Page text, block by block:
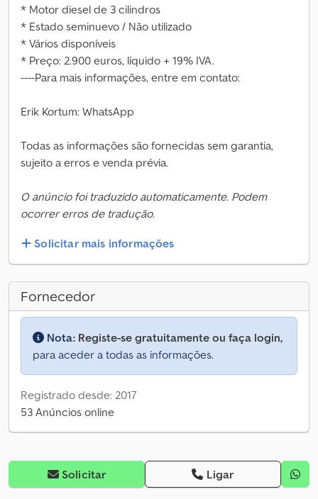
* Motor diesel de 3 cilindros
* Estado seminuevo / Não utilizado
* Vários disponíveis
* Preço: 2.900 euros, líquido + 19% IVA.
----Para mais informações, entre em contato:
Erik Kortum: WhatsApp
Todas as informações são fornecidas sem garantia,
sujeito a erros e venda prévia.
O anúncio foi traduzido automaticamente. Podem
ocorrer erros de tradução.
Solicitar mais informações
Fornecedor
Nota: Registe-se gratuitamente ou faça login,
para aceder a todas as informações.
Registrado desde: 2017
53 Anúncios online
Solicitar Ligar